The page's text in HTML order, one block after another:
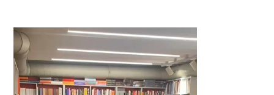
Reproductor
de
vídeo